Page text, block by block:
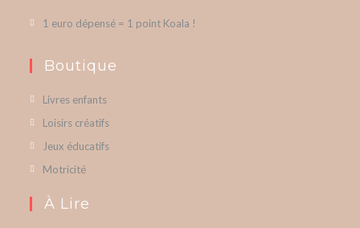
1 euro dépensé = 1 point Koala !
Boutique
Livres enfants
Loisirs créatifs
Jeux éducatifs
Motricité
À Lire